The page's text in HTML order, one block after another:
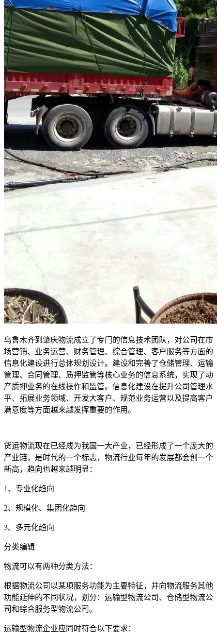
乌鲁木齐到肇庆物流成立了专门的信息技术团队，对公司在市
场营销、业务运营、财务管理、综合管理、客户服务等方面的
信息化建设进行总体规划设计。建设和完善了仓储管理、运输
管理、合同管理、质押监管等核心业务的信息系统，实现了动
产质押业务的在线操作和监管。信息化建设在提升公司管理水
平、拓展业务领域、开发大客户、规范业务运营以及提高客户
满意度等方面越来越发挥重要的作用。
货运物流现在已经成为我国一大产业，已经形成了一个庞大的
产业链，是时代的一个标志，物流行业每年的发展都会创一个
新高，趋向也越来越明显：
1 、专业化趋向
2、规模化、集团化趋向
3、多元化趋向
分类编辑
物流可以有两种分类方法：
根据物流公司以某项服务功能为主要特征，并向物流服务其他
功能延伸的不同状况，划分：运输型物流公司、仓储型物流公
司和综合服务型物流公司。
运输型物流企业应同时符合以下要求：